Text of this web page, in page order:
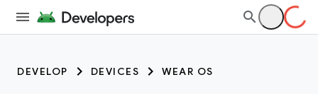
DEVELOP DEVICES WEAR OS